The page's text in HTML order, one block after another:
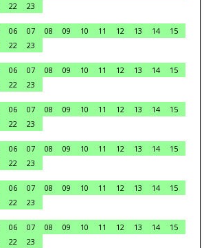
22
23
06 07 08 09 10 11 12 13 14
15
22
23
06 07 08 09 10 11 12 13 14
15
22
23
06 07 08 09 10 11 12 13 14
15
22
23
06 07 08 09 10 11 12 13 14
15
22
23
06 07 08 09 10 11 12 13 14
15
22
23
06 07 08 09 10 11 12 13 14
15
22
23